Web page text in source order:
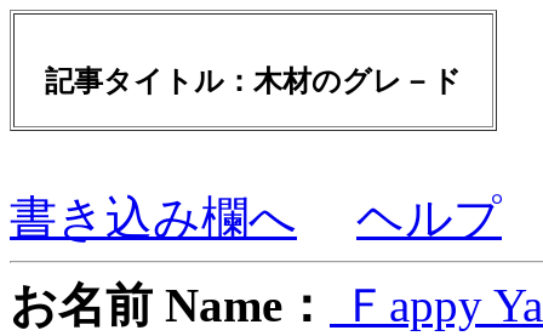
記事タイトル：木材のグレ－ド
書き込み欄へ
ヘルプ
お名前 Name：
Ｆappy